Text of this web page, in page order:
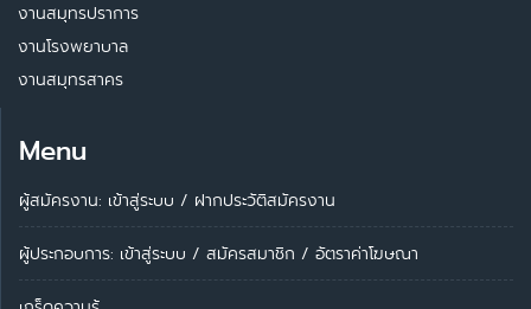
งานสมุทรปราการ
งานโรงพยาบาล
งานสมุทรสาคร
Menu
ผู้สมัครงาน: เข้าสู่ระบบ / ฝากประวัติสมัครงาน
ผู้ประกอบการ: เข้าสู่ระบบ / สมัครสมาชิก / อัตราค่าโฆษณา